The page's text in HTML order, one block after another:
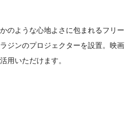
のような心地よさに包まれるフリー
ジンのプロジェクターを設置。映画
用いただけます。